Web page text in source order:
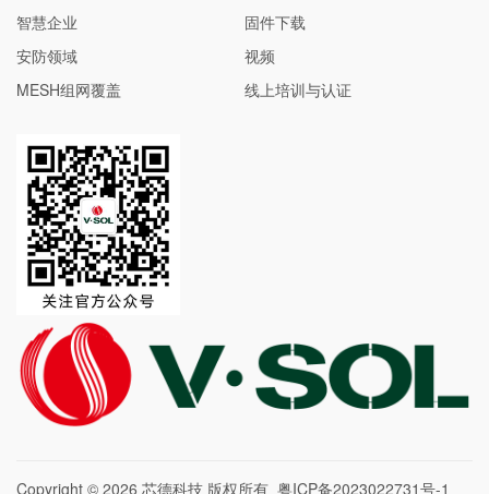
智慧企业
安防领域
MESH组网覆盖
固件下载
视频
线上培训与认证
Copyright © 2026 芯德科技 版权所有 粤ICP备2023022731号-1